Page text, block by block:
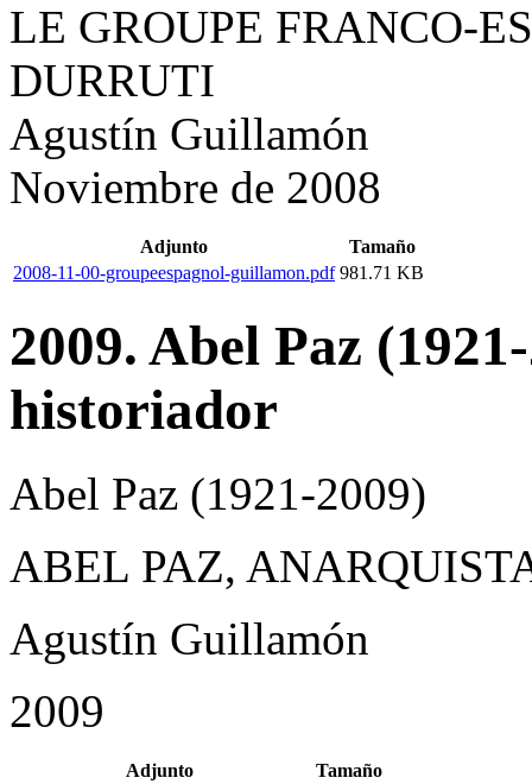
LE GROUPE FRANCO-
DURRUTI
Agustín Guillamón
Noviembre de 2008
Adjunto
Tamaño
2008-11-00-groupeespagnol-guillamon.pdf 981.71 KB
2009. Abel Paz
historiador
Abel Paz (1921-2009)
ABEL PAZ,
Agustín Guillamón
2009
Adjunto
Tamaño